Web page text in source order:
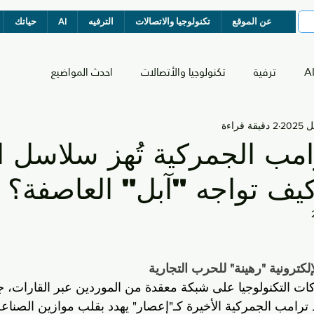
حياتك AI الترفيه تكنولوجيا والاتصالات عن الموقع
AI ترفية تكنولوجيا والأتصالات احدث المواضيع
الجمركية تُهز سلاسل
كيف تواجه "آبل" العاصفة؟
2 دقيقة قراءة
"رهينة" للحرب التجارية
التكنولوجيا على شبكة معقدة من الموردين عبر
ترامب الجمركية الأخيرة كـ"إعصار" يهدد بقلب موازين